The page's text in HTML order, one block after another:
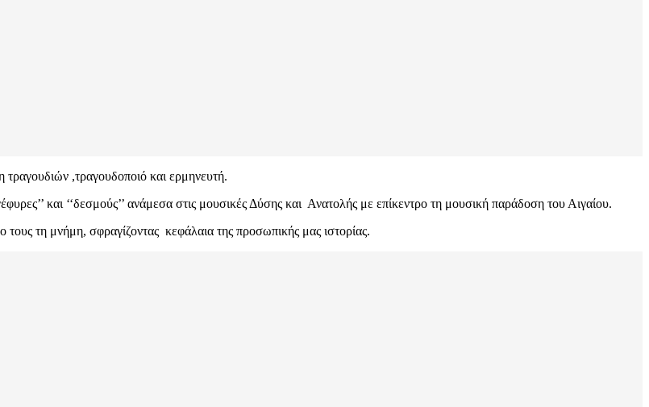
τραγουδιών ,τραγουδοποιό και ερμηνευτή.
και ‘‘δεσμούς’’ ανάμεσα στις μουσικές Δύσης και Ανατολής με επίκεντρο τη μουσική παράδοση του Αιγαίου.
τη μνήμη, σφραγίζοντας κεφάλαια της προσωπικής μας ιστορίας.